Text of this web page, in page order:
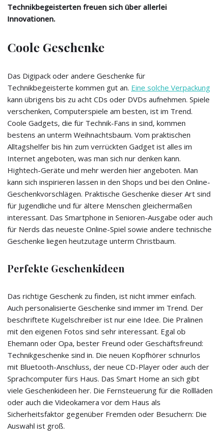
Technikbegeisterten freuen sich über allerlei
Innovationen.
Coole Geschenke
Das Digipack oder andere Geschenke für
Technikbegeisterte kommen gut an. Eine solche Verpackung
kann übrigens bis zu acht CDs oder DVDs aufnehmen. Spiele
verschenken, Computerspiele am besten, ist im Trend.
Coole Gadgets, die für Technik-Fans in sind, kommen
bestens an unterm Weihnachtsbaum. Vom praktischen
Alltagshelfer bis hin zum verrückten Gadget ist alles im
Internet angeboten, was man sich nur denken kann.
Hightech-Geräte und mehr werden hier angeboten. Man
kann sich inspirieren lassen in den Shops und bei den Online-
Geschenkvorschlägen. Praktische Geschenke dieser Art sind
für Jugendliche und für ältere Menschen gleichermaßen
interessant. Das Smartphone in Senioren-Ausgabe oder auch
für Nerds das neueste Online-Spiel sowie andere technische
Geschenke liegen heutzutage unterm Christbaum.
Perfekte Geschenkideen
Das richtige Geschenk zu finden, ist nicht immer einfach.
Auch personalisierte Geschenke sind immer im Trend. Der
beschriftete Kugelschreiber ist nur eine Idee. Die Pralinen
mit den eigenen Fotos sind sehr interessant. Egal ob
Ehemann oder Opa, bester Freund oder Geschäftsfreund:
Technikgeschenke sind in. Die neuen Kopfhörer schnurlos
mit Bluetooth-Anschluss, der neue CD-Player oder auch der
Sprachcomputer fürs Haus. Das Smart Home an sich gibt
viele Geschenkideen her. Die Fernsteuerung für die Rollläden
oder auch die Videokamera vor dem Haus als
Sicherheitsfaktor gegenüber Fremden oder Besuchern: Die
Auswahl ist groß.